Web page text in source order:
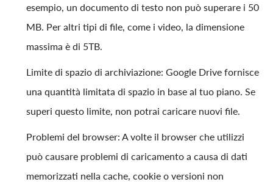
esempio, un documento di testo non può superare i 50
MB. Per altri tipi di file, come i video, la dimensione
massima è di 5TB.
Limite di spazio di archiviazione: Google Drive fornisce
una quantità limitata di spazio in base al tuo piano. Se
superi questo limite, non potrai caricare nuovi file.
Problemi del browser: A volte il browser che utilizzi
può causare problemi di caricamento a causa di dati
memorizzati nella cache, cookie o versioni non